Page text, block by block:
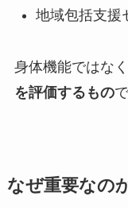
地域包括支援
身体機能ではなく
を評価するもの
なぜ重要なの